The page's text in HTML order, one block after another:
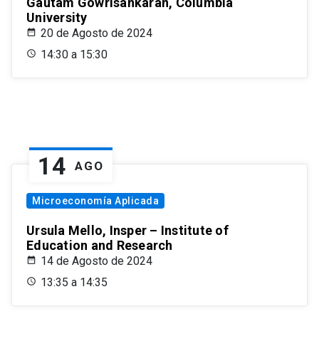
University
20 de Agosto de 2024
14:30 a 15:30
14 AGO
Microeconomía Aplicada
Ursula Mello, Insper – Institute of
Education and Research
14 de Agosto de 2024
13:35 a 14:35